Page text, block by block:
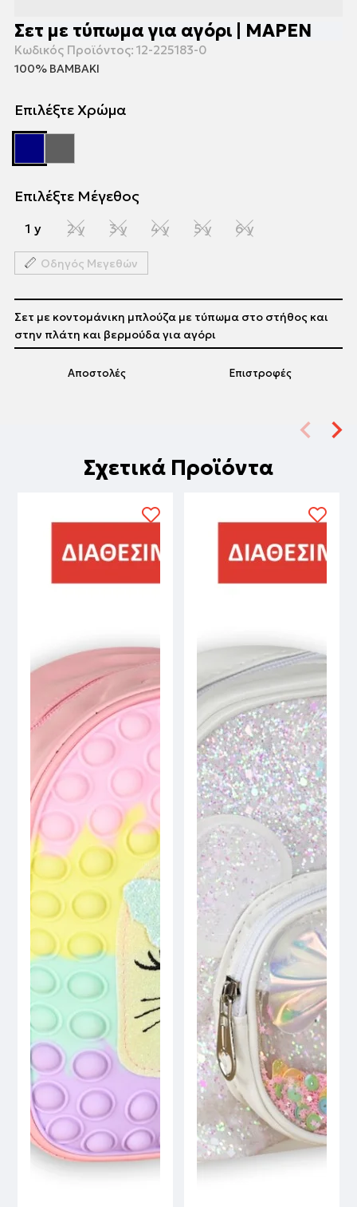
Σετ με τύπωμα για αγόρι | ΜΑΡΕΝ
Κωδικός Προϊόντος: 12-225183-0
100% ΒΑΜΒΑΚΙ
Επιλέξτε Χρώμα
Επιλέξτε Μέγεθος
1 y 2 y 3 y 4 y 5 y 6 y
Οδηγός Μεγεθών
Αποστολές Επιστροφές
Σετ με κοντομάνικη μπλούζα με τύπωμα στο στήθος και
στην πλάτη και βερμούδα για αγόρι
Σχετικά Προϊόντα